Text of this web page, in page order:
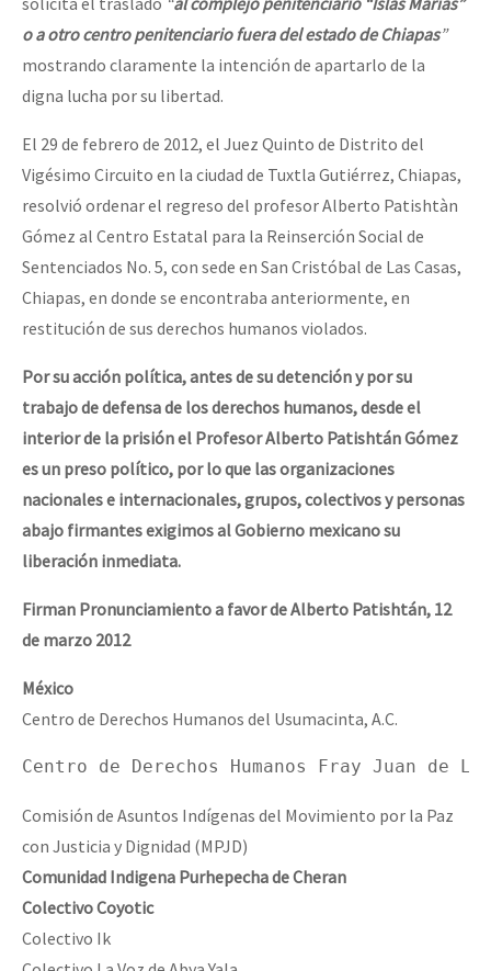
o a otro centro penitenciario fuera del estado de Chiapas”
mostrando claramente la intención de apartarlo de la
digna lucha por su libertad.
El 29 de febrero de 2012, el Juez Quinto de Distrito del
Vigésimo Circuito en la ciudad de Tuxtla Gutiérrez, Chiapas,
resolvió ordenar el regreso del profesor Alberto Patishtàn
Gómez al Centro Estatal para la Reinserción Social de
Sentenciados No. 5, con sede en San Cristóbal de Las Casas,
Chiapas, en donde se encontraba anteriormente, en
restitución de sus derechos humanos violados.
Porsuacción política,antesdesudetencióny porsu
trabajodedefensade losderechos humanos,desdeel
interiorde la prisiónel ProfesorAlberto PatishtánGómez
esun preso político, por loque lasorganizaciones
nacionalese internacionales,grupos,colectivosy personas
abajo firmantesexigimosalGobierno mexicanosu
liberación inmediata.
Firman Pronunciamientoa favordeAlberto Patishtán, 12
de marzo 2012
México
Centro de Derechos Humanos del Usumacinta, A.C.
Centro de Derechos Humanos Fray Juan de
Comisión de Asuntos Indígenas del Movimiento por la Paz
con Justicia y Dignidad (MPJD)
Comunidad Indigena PurhepechadeCheran
ColectivoCoyotic
Colectivo Ik